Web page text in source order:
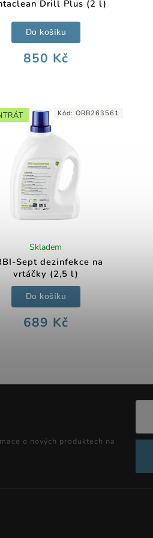
Drill Plus (2 l)
850 Kč
Do košíku
Sept dezinfekce na
vrtáčky (2,5 l)
Skladem
689 Kč
Do košíku
Kód:ORB263561
o nových produktech na